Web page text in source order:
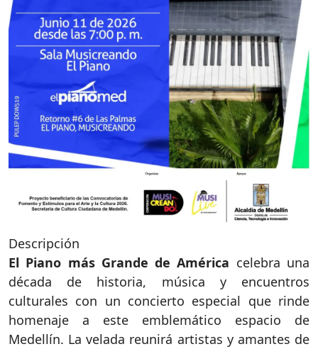
Descripción
El Piano más Grande de América celebra una
década de historia, música y encuentros
culturales con un concierto especial que rinde
homenaje a este emblemático espacio de
Medellín. La velada reunirá artistas y amantes de